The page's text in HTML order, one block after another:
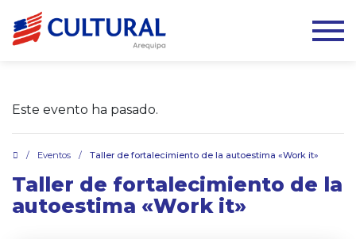
Este evento ha pasado.
/ Eventos / Taller de fortalecimiento de la autoestima «Work it»
Taller de fortalecimiento de la
autoestima «Work it»